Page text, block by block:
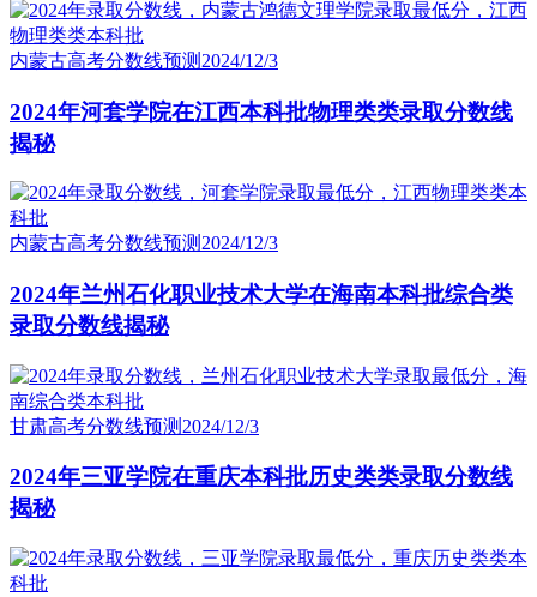
内蒙古高考分数线预测 2024/12/3
2024年河套学院在江西本科批物理类类录取分数线
揭秘
内蒙古高考分数线预测 2024/12/3
2024年兰州石化职业技术大学在海南本科批综合类
录取分数线揭秘
甘肃高考分数线预测 2024/12/3
2024年三亚学院在重庆本科批历史类类录取分数线
揭秘